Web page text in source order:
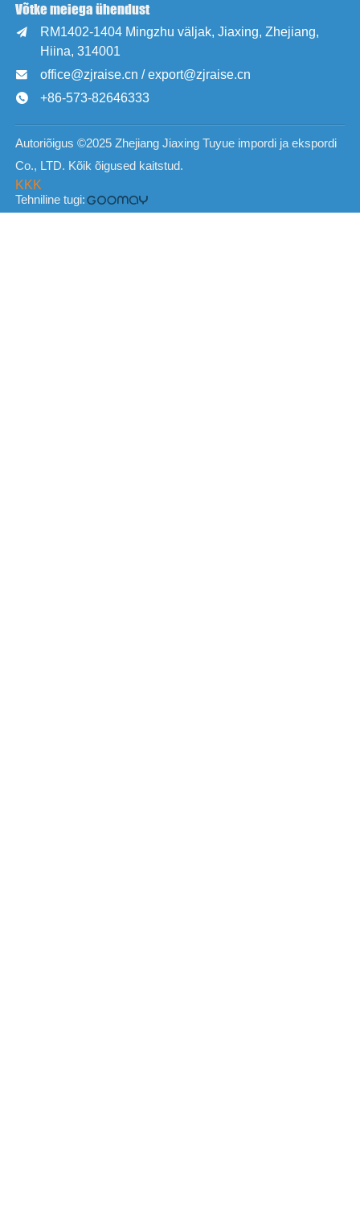
Võtke meiega ühendust

RM1402-1404 Mingzhu väljak, Jiaxing, Zhejiang,
Hiina, 314001
 office@zjraise.cn / export@zjraise.cn
 +86-573-82646333
Autoriõigus ©2025 Zhejiang Jiaxing Tuyue impordi ja ekspordi
Co., LTD. Kõik õigused kaitstud.
KKK
Tehniline tugi: